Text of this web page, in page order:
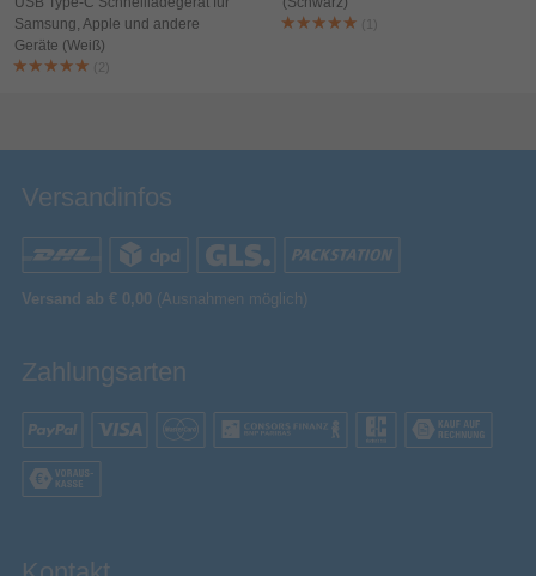
Samsung, Apple und andere
Geräte (Weiß)
(2)
(1)
Versandinfos
Versand ab € 0,00 (Ausnahmen möglich)
Zahlungsarten